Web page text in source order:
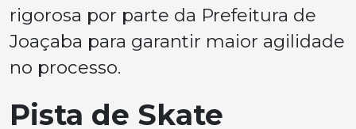
rigorosa por parte da Prefeitura de
Joaçaba para garantir maior agilidade
no processo.
Pista de Skate